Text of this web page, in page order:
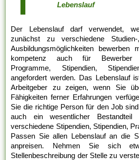
Lebenslauf
Der Lebenslauf darf verwendet,
zunächst zu verschiedene
Ausbildungsmöglichkeiten bewerben
kompetenz auch für Bewerber
Programme, Stipendien,
angefordert werden. Das Lebenslauf
Arbeitgeber zu zeigen, wenn Sie
Fähigkeiten ferner Erfahrungen
Sie die richtige Person für den Job
auch ein wesentlicher
verschiedene Stipendien, Stipendien,
Passen Sie allen Lebenslauf an die
anpreisen. Nehmen Sie sich
Stellenbeschreibung der Stelle zu